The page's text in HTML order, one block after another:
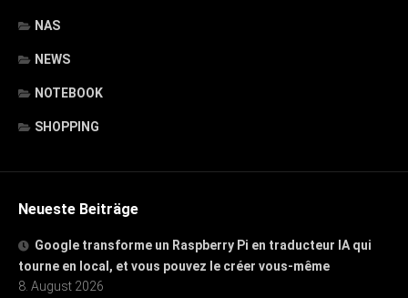
NAS
NEWS
NOTEBOOK
SHOPPING
Neueste Beiträge
Google transforme un Raspberry Pi en traducteur IA qui
tourne en local, et vous pouvez le créer vous-même
8. August 2026